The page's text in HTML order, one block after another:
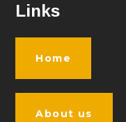
Links
Home
About us